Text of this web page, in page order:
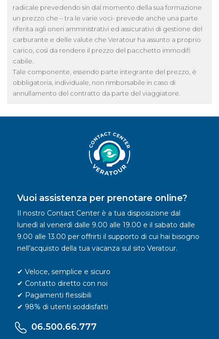
radicale prevedendo sin dal momento della sua formazione
un prezzo che – tra le varie voci- prevede anche una parte
riferita agli oneri amministrativi ed assicurativi di gestione del
carburante e delle valute che Veratour ha assunto a proprio
carico, così da rendere il prezzo del pacchetto immodifi
cabile.
Tale componente, essendo parte integrante del prezzo, è
obbligatoria, individuale, non rimborsabile in caso di
annullamento del contratto da parte del viaggiatore.
Vuoi assistenza per prenotare online?
Il nostro Contact Center è a tua disposizione dal
lunedì al venerdì dalle 9.00 alle 19.00 e il sabato dalle
9.00 alle 13.00 per offrirti il supporto di cui hai bisogno
nell’acquisto della tua vacanza sul sito Veratour.
✔ Veloce, semplice e sicuro
✔ Contatto diretto con noi
✔ Pagamenti flessibili
✔ 98% di utenti soddisfatti
06.500.66.777